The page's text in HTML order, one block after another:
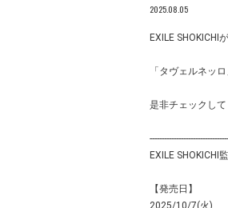
2025.08.05
EXILE
「タヴェルネッ
是非チェックし
EXILE SHOKICHI
【発売日】
2025/10/7(火)